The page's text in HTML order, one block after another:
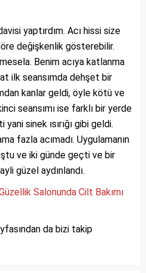
yaptırdım. Acı hissi size
değişkenlik gösterebilir.
mesela. Benim acıya katlanma
ilk seansımda dehşet bir
kanlar geldi, öyle kötü ve
seansımı ise farklı bir yerde
sinek ısırığı gibi geldi.
fazla acımadı. Uygulamanın
ve iki günde geçti ve bir
güzel aydınlandı.
Salonunda Cilt Bakımı
da bizi takip